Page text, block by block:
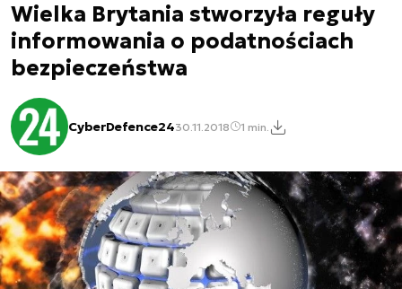
Wielka Brytania stworzyła reguły
informowania o podatnościach
bezpieczeństwa
CyberDefence2430.11.2018 1 min.